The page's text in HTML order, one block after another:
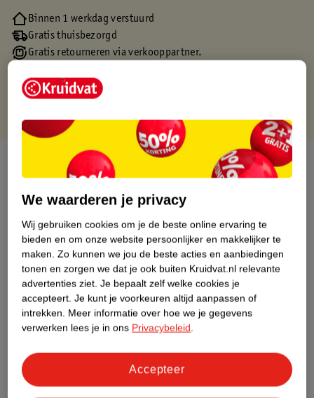
Binnen 1 werkdag verstuurd
Gratis thuisbezorgd
Gratis retourneren via verkooppartner.
Over dit product
Productinformatie
Etiketinformatie
Nature Impact Score
Dit product heeft (nog) geen Nature
Impact Score.
Meer informatie
Bestel & Bezorginformatie
We waarderen je privacy
Wij gebruiken cookies om je de beste online ervaring te
bieden en om onze website persoonlijker en makkelijker te
maken. Zo kunnen we jou de beste acties en aanbiedingen
tonen en zorgen we dat je ook buiten Kruidvat.nl relevante
advertenties ziet. Je bepaalt zelf welke cookies je
accepteert. Je kunt je voorkeuren altijd aanpassen of
intrekken. Meer informatie over hoe we je gegevens
verwerken lees je in ons Privacybeleid.
Accepteer